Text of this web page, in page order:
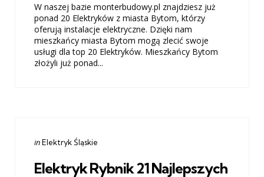
W naszej bazie monterbudowy.pl znajdziesz już
ponad 20 Elektryków z miasta Bytom, którzy
oferują instalacje elektryczne. Dzięki nam
mieszkańcy miasta Bytom mogą zlecić swoje
usługi dla top 20 Elektryków. Mieszkańcy Bytom
złożyli już ponad...
Categories
Posted
inElektryk Śląskie
Elektryk Rybnik 21 Najlepszych